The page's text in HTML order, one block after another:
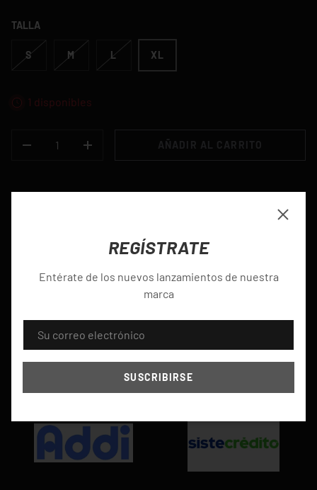
TALLA
S M L XL
1 disponibles
+
AÑADIR AL CARRITO
Normalmente está listo en 4 horas
REGÍSTRATE
Entérate de los nuevos lanzamientos de nuestra
marca
SUSCRIBIRSE